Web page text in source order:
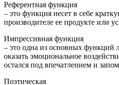
Референтная функция
– это функция несет в себе
производителе ее продукте или
Импрессивная функция
– это одна из основных функций
оказать эмоциональное
остался под впечатлением и
Поэтическая